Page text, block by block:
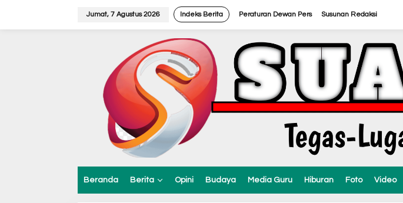
Jumat, 7 Agustus 2026 Indeks Berita Peraturan Dewan Pers Susunan Redaksi
Beranda Berita Opini Budaya Media Guru Hiburan Foto Video